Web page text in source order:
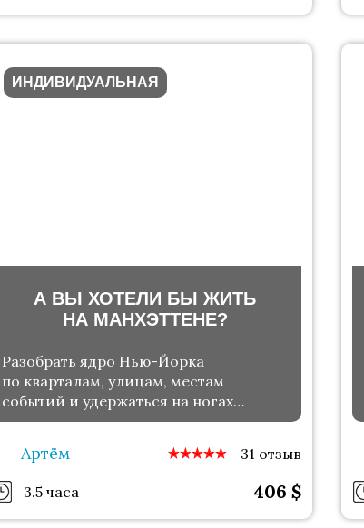
ИНДИВИДУАЛЬНАЯ
А ВЫ ХОТЕЛИ БЫ ЖИТЬ
НА МАНХЭТТЕНЕ?
Разобрать ядро Нью-Йорка
по кварталам, улицам, местам
событий и удержаться на ногах
от шквала эмоций
Артём 31 отзыв
3.5 часа 406$